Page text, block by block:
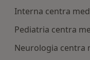
Interna centra
Pediatria centra
Neurologia centra